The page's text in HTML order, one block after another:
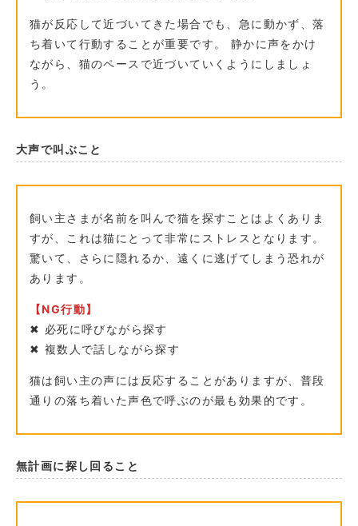
猫が反応して近づいてきた場合でも、急に動かず、落
ち着いて行動することが重要です。 静かに声をかけ
ながら、猫のペースで近づいていくようにしましょ
う。
大声で叫ぶこと
飼い主さまが名前を叫んで猫を探すことはよくありま
すが、これは猫にとって非常にストレスとなります。
驚いて、さらに隠れるか、遠くに逃げてしまう恐れが
あります。
【NG行動】
✖︎ 必死に呼びながら探す
✖︎ 複数人で話しながら探す
猫は飼い主の声には反応することがありますが、普段
通りの落ち着いた声色で呼ぶのが最も効果的です。
無計画に探し回ること